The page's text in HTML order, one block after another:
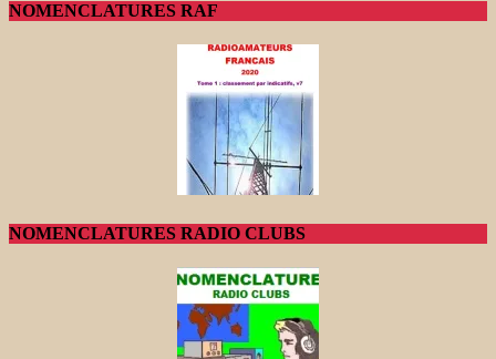
NOMENCLATURES RAF
NOMENCLATURES RADIO CLUBS